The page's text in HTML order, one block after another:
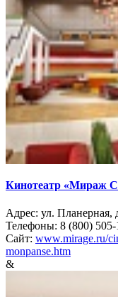
Кинотеатр «Мираж
Адрес: ул.
Телефоны: 8 (800) 505-
Сайт: www.mirage.ru/
monpanse.htm
&